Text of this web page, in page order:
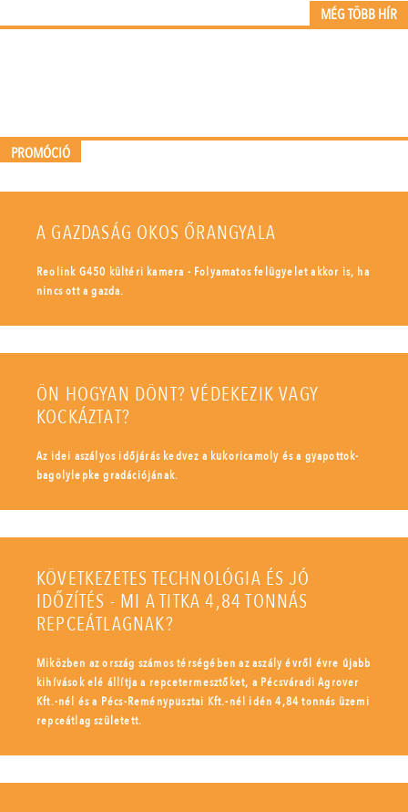
MÉG TÖBB HÍR
PROMÓCIÓ
A GAZDASÁG OKOS ŐRANGYALA
Reolink G450 kültéri kamera - Folyamatos felügyelet akkor is, ha
nincs ott a gazda.
ÖN HOGYAN DÖNT? VÉDEKEZIK VAGY
KOCKÁZTAT?
Az idei aszályos időjárás kedvez a kukoricamoly és a gyapottok-
bagolylepke gradációjának.
KÖVETKEZETES TECHNOLÓGIA ÉS JÓ
IDŐZÍTÉS - MI A TITKA 4,84 TONNÁS
REPCEÁTLAGNAK?
Miközben az ország számos térségében az aszály évről évre újabb
kihívások elé állítja a repcetermesztőket, a Pécsváradi Agrover
Kft.-nél és a Pécs-Reménypusztai Kft.-nél idén 4,84 tonnás üzemi
repceátlag született.